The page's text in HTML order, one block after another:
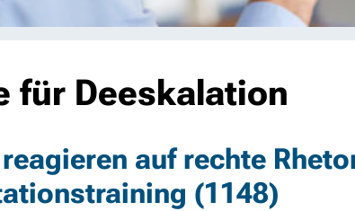
für Deeskalation
auf rechte
(1148)